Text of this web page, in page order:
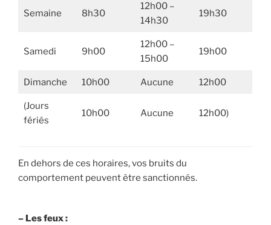
Semaine 8h30
12h00 –
14h30
19h30
Samedi 9h00
12h00 –
15h00
19h00
Dimanche 10h00 Aucune 12h00
(Jours
fériés
10h00 Aucune 12h00)
En dehors de ces horaires, vos bruits du
comportement peuvent être sanctionnés.
– Les feux :